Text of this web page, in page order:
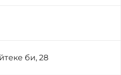
би, 28